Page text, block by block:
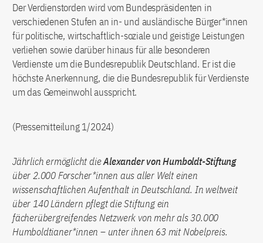
Der Verdienstorden wird vom Bundespräsidenten in
verschiedenen Stufen an in- und ausländische Bürger*innen
für politische, wirtschaftlich-soziale und geistige Leistungen
verliehen sowie darüber hinaus für alle besonderen
Verdienste um die Bundesrepublik Deutschland. Er ist die
höchste Anerkennung, die die Bundesrepublik für Verdienste
um das Gemeinwohl ausspricht.
(Pressemitteilung 1/2024)
Jährlich ermöglicht dieAlexander von Humboldt-Stiftung
über 2.000 Forscher*innen aus aller Welt einen
wissenschaftlichen Aufenthalt in Deutschland. In weltweit
über 140 Ländern pflegt die Stiftung ein
fächerübergreifendes Netzwerk von mehr als 30.000
Humboldtianer*innen – unter ihnen 63 mit Nobelpreis.